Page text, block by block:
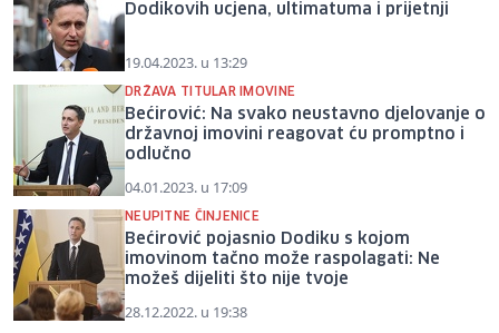
Dodikovih ucjena, ultimatuma i prijetnji
19.04.2023. u 13:29
DRŽAVA TITULAR IMOVINE
Bećirović: Na svako neustavno djelovanje o
državnoj imovini reagovat ću promptno i
odlučno
04.01.2023. u 17:09
NEUPITNE ČINJENICE
Bećirović pojasnio Dodiku s kojom
imovinom tačno može raspolagati: Ne
možeš dijeliti što nije tvoje
28.12.2022. u 19:38